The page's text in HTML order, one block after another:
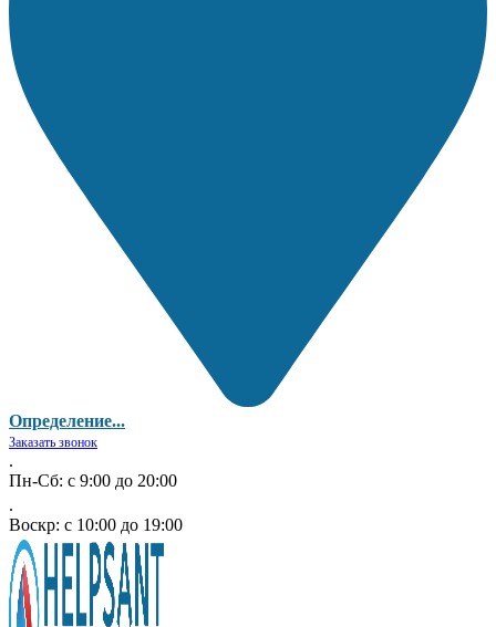
Определение...
Заказать звонок
.
Пн-Сб: с 9:00 до 20:00
.
Воскр: с 10:00 до 19:00